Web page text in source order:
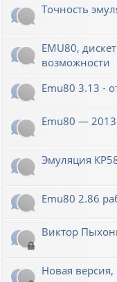
Точность
EMU80,
возможности
Emu80 3.13 -
Emu80 — 2013
Эмуляция
Emu80 2.86
Виктор
Новая